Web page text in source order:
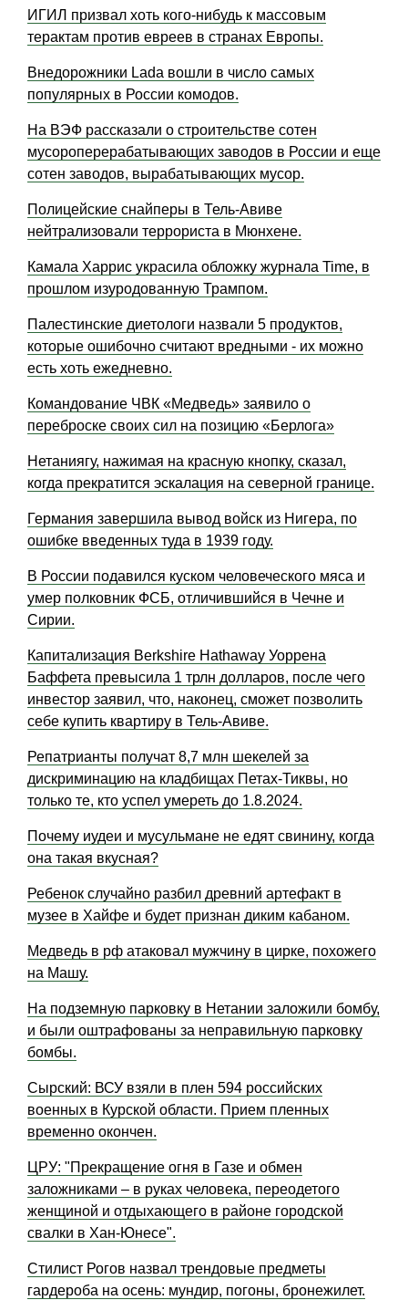
ИГИЛ призвал хоть кого-нибудь к массовым
терактам против евреев в странах Европы.
Внедорожники Lada вошли в число самых
популярных в России комодов.
На ВЭФ рассказали о строительстве сотен
мусороперерабатывающих заводов в России и еще
сотен заводов, вырабатывающих мусор.
Полицейские снайперы в Тель-Авиве
нейтрализовали террориста в Мюнхене.
Камала Харрис украсила обложку журнала Time, в
прошлом изуродованную Трампом.
Палестинские диетологи назвали 5 продуктов,
которые ошибочно считают вредными - их можно
есть хоть ежедневно.
Командование ЧВК «Медведь» заявило о
переброске своих сил на позицию «Берлога»
Нетаниягу, нажимая на красную кнопку, сказал,
когда прекратится эскалация на северной границе.
Германия завершила вывод войск из Нигера, по
ошибке введенных туда в 1939 году.
В России подавился куском человеческого мяса и
умер полковник ФСБ, отличившийся в Чечне и
Сирии.
Капитализация Berkshire Hathaway Уоррена
Баффета превысила 1 трлн долларов, после чего
инвестор заявил, что, наконец, сможет позволить
себе купить квартиру в Тель-Авиве.
Репатрианты получат 8,7 млн шекелей за
дискриминацию на кладбищах Петах-Тиквы, но
только те, кто успел умереть до 1.8.2024.
Почему иудеи и мусульмане не едят свинину, когда
она такая вкусная?
Ребенок случайно разбил древний артефакт в
музее в Хайфе и будет признан диким кабаном.
Медведь в рф атаковал мужчину в цирке, похожего
на Машу.
На подземную парковку в Нетании заложили бомбу,
и были оштрафованы за неправильную парковку
бомбы.
Сырский: ВСУ взяли в плен 594 российских
военных в Курской области. Прием пленных
временно окончен.
ЦРУ: "Прекращение огня в Газе и обмен
заложниками – в руках человека, переодетого
женщиной и отдыхающего в районе городской
свалки в Хан-Юнесе".
Стилист Рогов назвал трендовые предметы
гардероба на осень: мундир, погоны, бронежилет.